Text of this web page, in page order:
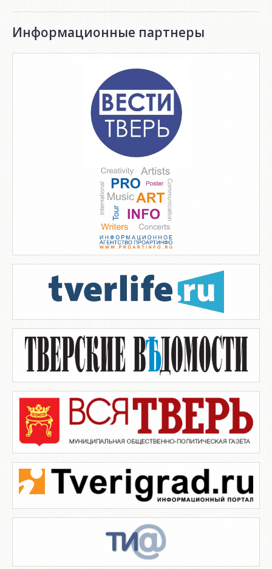
Информационные партнеры